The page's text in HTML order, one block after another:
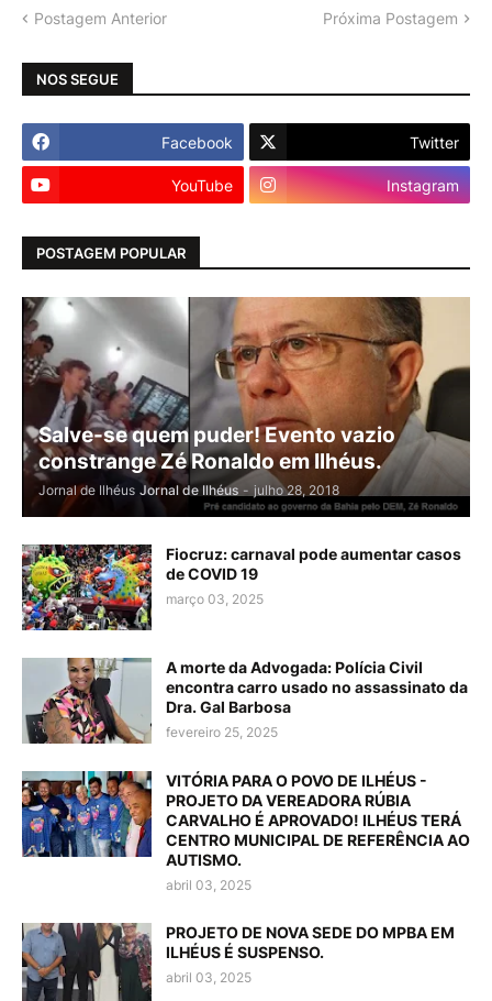
Postagem Anterior Próxima Postagem
NOS SEGUE
Facebook Twitter
YouTube Instagram
POSTAGEM POPULAR
Salve-se quem puder! Evento vazio
constrange Zé Ronaldo em Ilhéus.
Jornal de Ilhéus Jornal de Ilhéus - julho 28, 2018
Fiocruz: carnaval pode aumentar casos
de COVID 19
março 03, 2025
A morte da Advogada: Polícia Civil
encontra carro usado no assassinato da
Dra. Gal Barbosa
fevereiro 25, 2025
VITÓRIA PARA O POVO DE ILHÉUS -
PROJETO DA VEREADORA RÚBIA
CARVALHO É APROVADO! ILHÉUS TERÁ
CENTRO MUNICIPAL DE REFERÊNCIA AO
AUTISMO.
abril 03, 2025
PROJETO DE NOVA SEDE DO MPBA EM
ILHÉUS É SUSPENSO.
abril 03, 2025